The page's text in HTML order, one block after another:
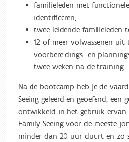
familieleden met
identificeren,
twee leidende familieleden
12 of meer volwassenen uit
voorbereidings- en
twee weken na de training.
Na de bootcamp heb je de
Seeing geleerd en geoefend, een
ontwikkeld in het gebruik ervan
Family Seeing voor de meeste
minder dan 20 uur duurt en zo